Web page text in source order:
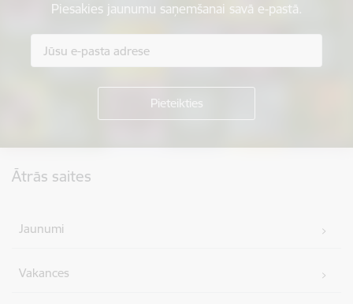
Piesakies jaunumu saņemšanai savā e-pastā.
Ātrās saites
Jaunumi
Vakances